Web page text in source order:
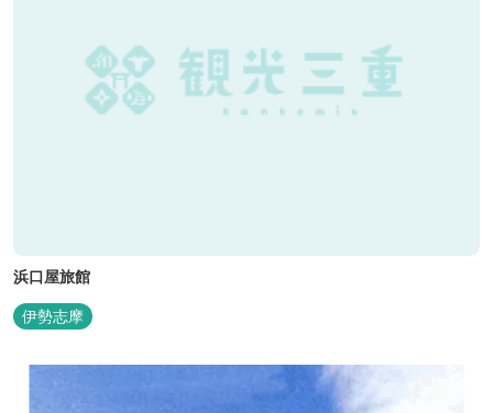
浜口屋旅館
伊勢志摩